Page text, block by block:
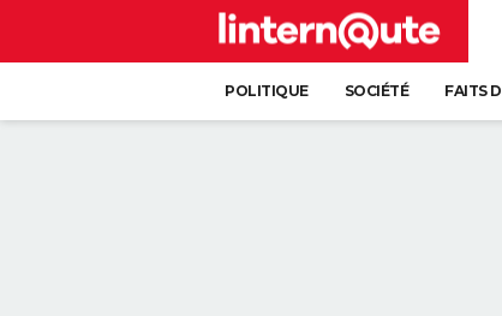
POLITIQUE SOCIÉTÉ FAITS